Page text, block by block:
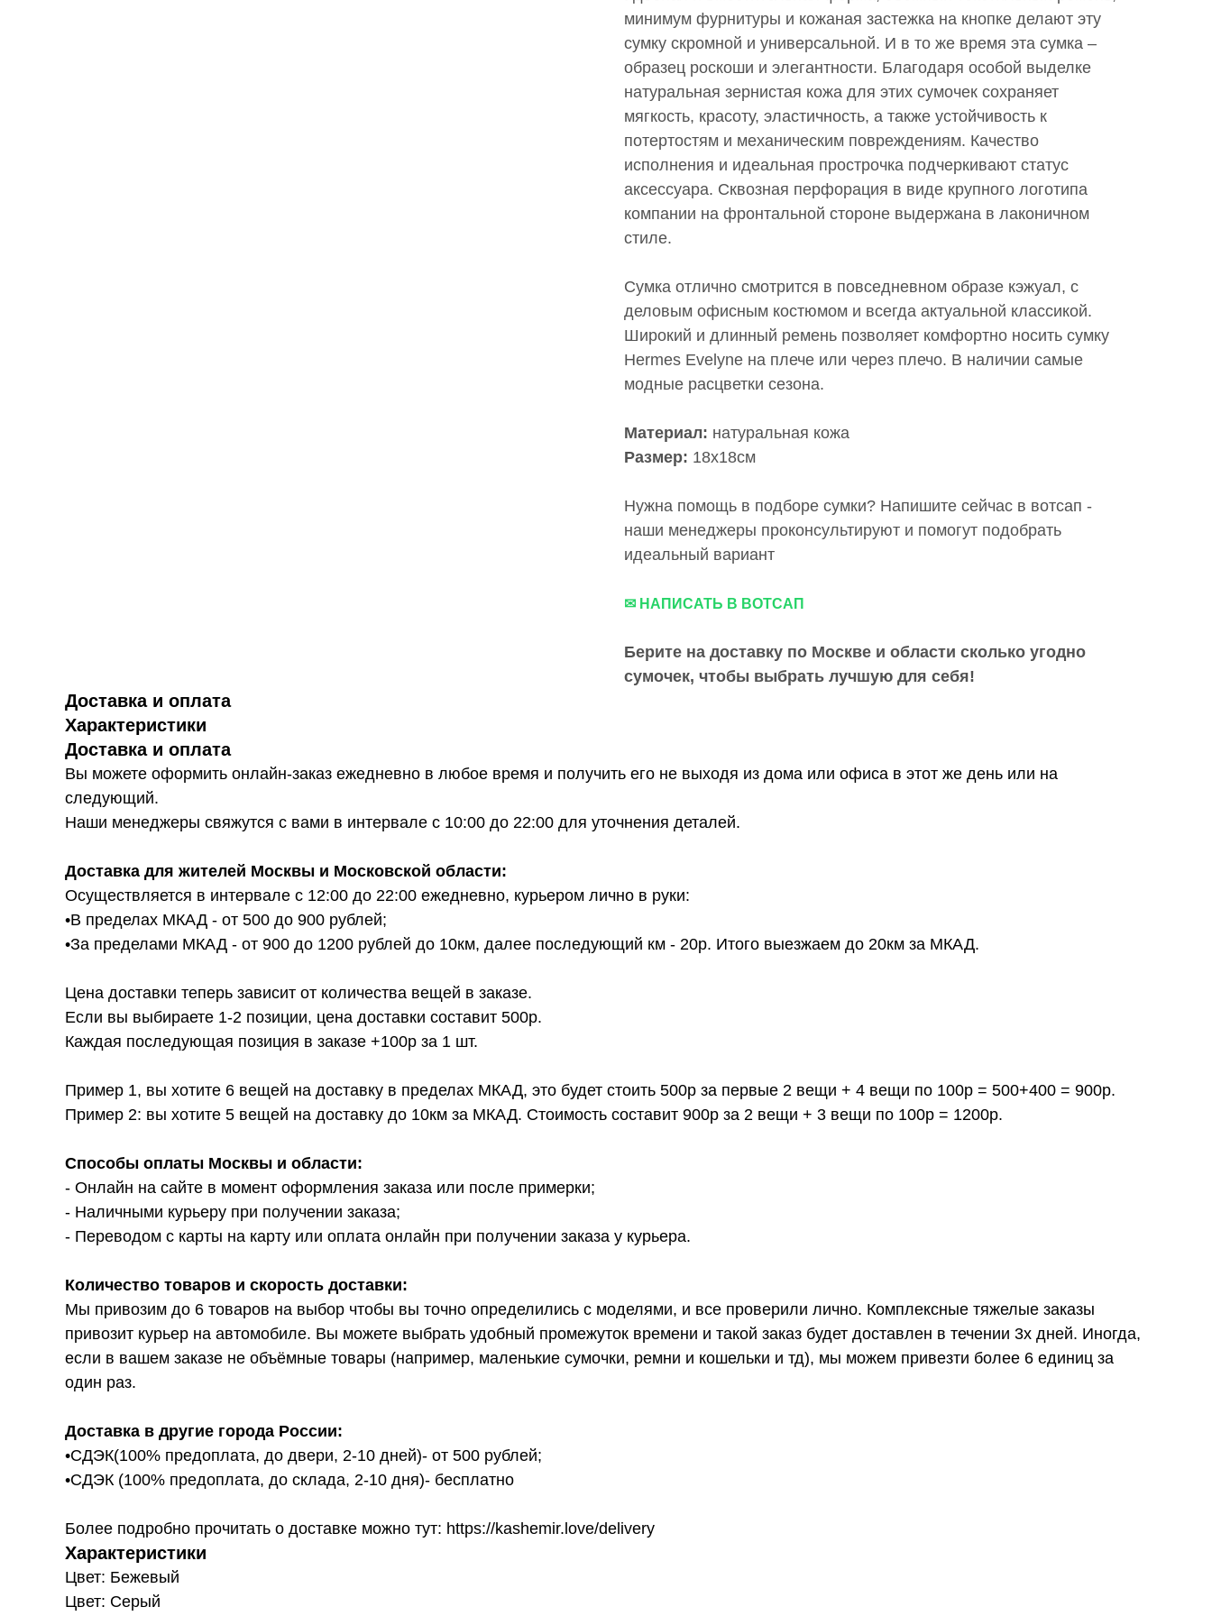
минимум фурнитуры и кожаная застежка на кнопке делают эту
сумку скромной и универсальной. И в то же время эта сумка –
образец роскоши и элегантности. Благодаря особой выделке
натуральная зернистая кожа для этих сумочек сохраняет
мягкость, красоту, эластичность, а также устойчивость к
потертостям и механическим повреждениям. Качество
исполнения и идеальная прострочка подчеркивают статус
аксессуара. Сквозная перфорация в виде крупного логотипа
компании на фронтальной стороне выдержана в лаконичном
стиле.
Сумка отлично смотрится в повседневном образе кэжуал, с
деловым офисным костюмом и всегда актуальной классикой.
Широкий и длинный ремень позволяет комфортно носить сумку
Hermes Evelyne на плече или через плечо. В наличии самые
модные расцветки сезона.
Материал: натуральная кожа
Размер: 18х18см
Нужна помощь в подборе сумки? Напишите сейчас в вотсап -
наши менеджеры проконсультируют и помогут подобрать
идеальный вариант
✉ НАПИСАТЬ В ВОТСАП
Берите на доставку по Москве и области сколько угодно
сумочек, чтобы выбрать лучшую для себя!
Доставка и оплата
Характеристики
Доставка и оплата
Вы можете оформить онлайн-заказ ежедневно в любое время и получить его не выходя из дома или офиса в этот же день или на
следующий.
Наши менеджеры свяжутся с вами в интервале с 10:00 до 22:00 для уточнения деталей.
Доставка для жителей Москвы и Московской области:
Осуществляется в интервале с 12:00 до 22:00 ежедневно, курьером лично в руки:
•В пределах МКАД - от 500 до 900 рублей;
•За пределами МКАД - от 900 до 1200 рублей до 10км, далее последующий км - 20р. Итого выезжаем до 20км за МКАД.
Цена доставки теперь зависит от количества вещей в заказе.
Если вы выбираете 1-2 позиции, цена доставки составит 500р.
Каждая последующая позиция в заказе +100р за 1 шт.
Пример 1, вы хотите 6 вещей на доставку в пределах МКАД, это будет стоить 500р за первые 2 вещи + 4 вещи по 100р = 500+400 = 900р.
Пример 2: вы хотите 5 вещей на доставку до 10км за МКАД. Стоимость составит 900р за 2 вещи + 3 вещи по 100р = 1200р.
Способы оплаты Москвы и области:
- Онлайн на сайте в момент оформления заказа или после примерки;
- Наличными курьеру при получении заказа;
- Переводом с карты на карту или оплата онлайн при получении заказа у курьера.
Количество товаров и скорость доставки:
Мы привозим до 6 товаров на выбор чтобы вы точно определились с моделями, и все проверили лично. Комплексные тяжелые заказы
привозит курьер на автомобиле. Вы можете выбрать удобный промежуток времени и такой заказ будет доставлен в течении 3х дней. Иногда,
если в вашем заказе не объёмные товары (например, маленькие сумочки, ремни и кошельки и тд), мы можем привезти более 6 единиц за
один раз.
Доставка в другие города России:
•СДЭК(100% предоплата, до двери, 2-10 дней)- от 500 рублей;
•СДЭК (100% предоплата, до склада, 2-10 дня)- бесплатно
Более подробно прочитать о доставке можно тут: https://kashemir.love/delivery
Характеристики
Цвет: Бежевый
Цвет: Серый